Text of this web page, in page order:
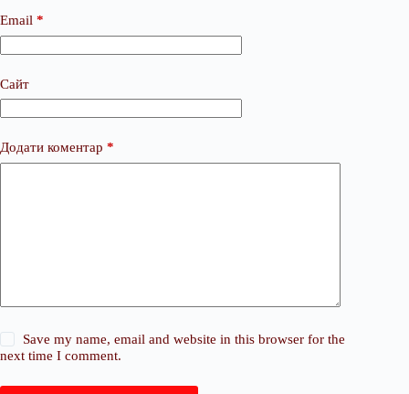
Email *
Сайт
Додати коментар *
Save my name, email and website in this browser for the
next time I comment.